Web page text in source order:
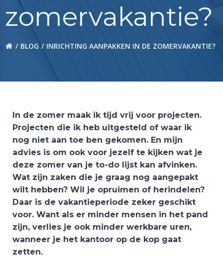
zomervakantie?
BLOG INRICHTING AANPAKKEN IN DE ZOMERVAKANTIE?
In de zomer maak ik tijd vrij voor projecten.
Projecten die ik heb uitgesteld of waar ik
nog niet aan toe ben gekomen. En mijn
advies is om ook voor jezelf te kijken wat je
deze zomer van je to-do lijst kan afvinken.
Wat zijn zaken die je graag nog aangepakt
wilt hebben? Wil je opruimen of herindelen?
Daar is de vakantieperiode zeker geschikt
voor. Want als er minder mensen in het pand
zijn, verlies je ook minder werkbare uren,
wanneer je het kantoor op de kop gaat
zetten.